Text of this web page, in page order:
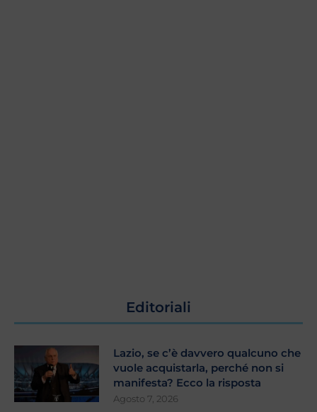
Editoriali
Lazio, se c’è davvero qualcuno che
vuole acquistarla, perché non si
manifesta? Ecco la risposta
Agosto 7, 2026